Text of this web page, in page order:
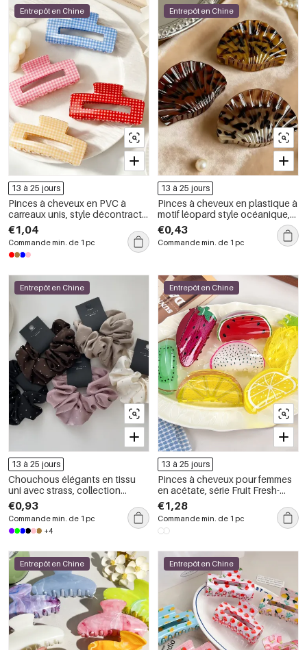
Entrepôt en Chine
13 à 25 jours
Pinces à cheveux en PVC à
carreaux unis, style décontracté,
collection Simple
€1,04
Commande min. de 1 pc
Entrepôt en Chine
13 à 25 jours
Pinces à cheveux en plastique à
motif léopard style océanique,
collection Simple Series Daily
€0,43
Commande min. de 1 pc
Entrepôt en Chine
13 à 25 jours
Chouchous élégants en tissu
uni avec strass, collection
Simple
€0,93
Commande min. de 1 pc
+4
Entrepôt en Chine
13 à 25 jours
Pinces à cheveux pour femmes
en acétate, série Fruit Fresh-
style, 1 pièce
€1,28
Commande min. de 1 pc
Entrepôt en Chine Entrepôt en Chine